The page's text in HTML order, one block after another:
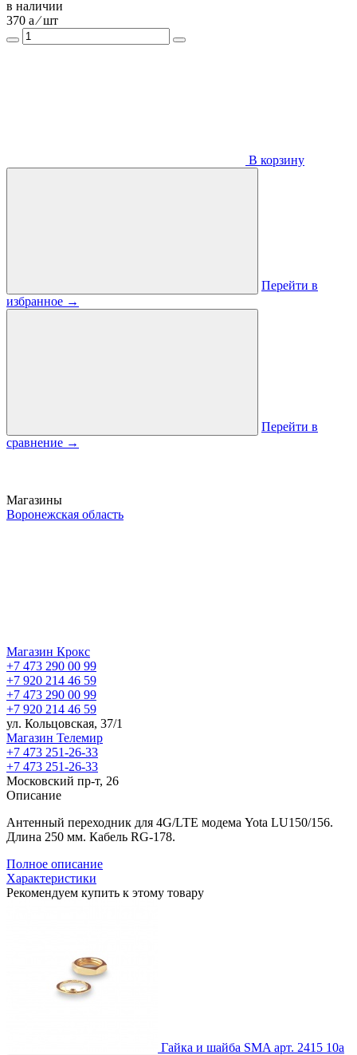
в наличии
370 a ⁄ шт
В корзину
Перейти в
избранное →
Перейти в
сравнение →
Магазины
Воронежская область
Магазин Крокс
+7 473 290 00 99
+7 920 214 46 59
+7 473 290 00 99
+7 920 214 46 59
ул. Кольцовская, 37/1
Магазин Телемир
+7 473 251-26-33
+7 473 251-26-33
Московский пр-т, 26
Описание
Антенный переходник для 4G/LTE модема Yota LU150/156.
Длина 250 мм. Кабель RG-178.
Полное описание
Характеристики
Рекомендуем купить к этому товару
Гайка и шайба SMA арт. 2415 10a